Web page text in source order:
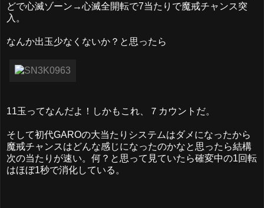
どで心滅ゾーン→心滅全開転で7当たりで魔戒チャンス突
入。
なんか出玉少なくないか？と思ったら
11玉ってなんだよ！しかもこれ、７カウントだ。
そして初代GAROの大当たりシステムはダメになったから
魔戒チャンスはどんな感じになったのかなと思ったら結構
次の当たりが速い。何？と思って見ていたら確変中の1回転
はほぼ1秒で消化している。